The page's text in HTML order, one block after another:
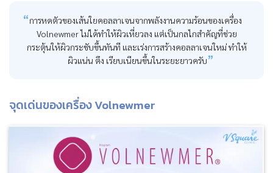
การหดตัวของเส้นใยคอลลาเจนจากพลังงานความร้อนของเครื่อง
Volnewmer ไม่ได้ทำให้ผิวเหี่ยวลง แต่เป็นกลไกสำคัญที่ช่วย
กระตุ้นให้ผิวกระชับขึ้นทันที และเร่งการสร้างคอลลาเจนใหม่ ทำให้
ผิวแน่น ตึง เรียบเนียนขึ้นในระยะยาวครับ
จุดเด่นของเครื่อง Volnewmer